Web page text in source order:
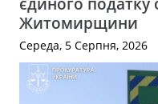
Житомирщини
Середа, 5 Серпня, 2026